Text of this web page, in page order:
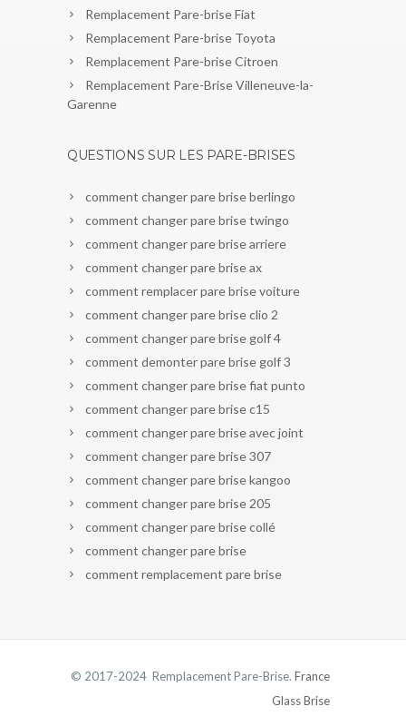
Remplacement Pare-brise Fiat
Remplacement Pare-brise Toyota
Remplacement Pare-brise Citroen
Remplacement Pare-Brise Villeneuve-la-
Garenne
QUESTIONS SUR LES PARE-BRISES
comment changer pare brise berlingo
comment changer pare brise twingo
comment changer pare brise arriere
comment changer pare brise ax
comment remplacer pare brise voiture
comment changer pare brise clio 2
comment changer pare brise golf 4
comment demonter pare brise golf 3
comment changer pare brise fiat punto
comment changer pare brise c15
comment changer pare brise avec joint
comment changer pare brise 307
comment changer pare brise kangoo
comment changer pare brise 205
comment changer pare brise collé
comment changer pare brise
comment remplacement pare brise
© 2017-2024 Remplacement Pare-Brise. France
Glass Brise